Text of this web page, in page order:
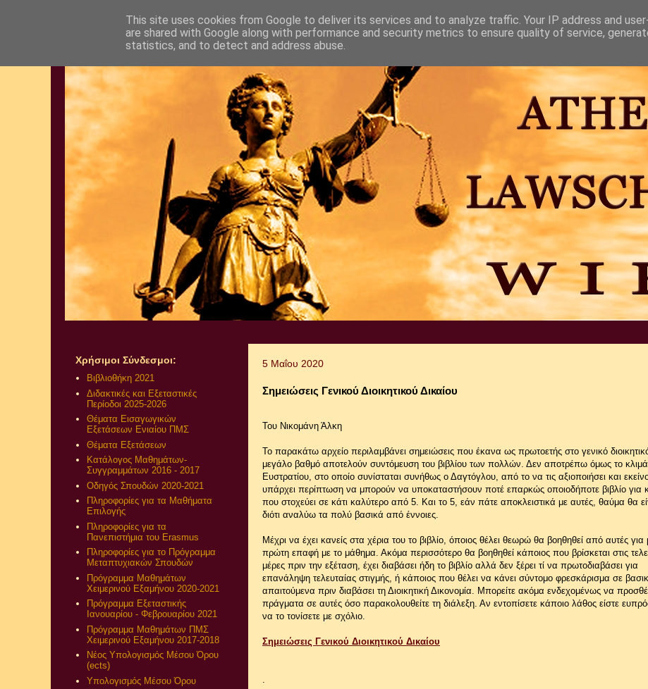
5 Μαΐου 2020
Σημειώσεις Γενικού Διοικητικού Δικαίου
Του Νικομάνη Άλκη
Το παρακάτω αρχείο περιλαμβάνει σημειώσεις που έκανα ως πρωτοετής στο γενικό
μεγάλο βαθμό αποτελούν συντόμευση του βιβλίου των πολλών. Δεν αποτρέπω όμως το
Ευστρατίου, στο οποίο συνίσταται συνήθως ο Δαγτόγλου, από το να τις αξιοποιήσει και
υπάρχει περίπτωση να μπορούν να υποκαταστήσουν ποτέ επαρκώς οποιοδήποτε βιβλίο για
που στοχεύει σε κάτι καλύτερο από 5. Και το 5, εάν πάτε αποκλειστικά με αυτές, θαύμα θα
διότι αναλύω τα πολύ βασικά από έννοιες.
Μέχρι να έχει κανείς στα χέρια του το βιβλίο, όποιος θέλει θεωρώ θα βοηθηθεί από αυτές για
πρώτη επαφή με το μάθημα. Ακόμα περισσότερο θα βοηθηθεί κάποιος που βρίσκεται στις
μέρες πριν την εξέταση, έχει διαβάσει ήδη το βιβλίο αλλά δεν ξέρει τί να πρωτοδιαβάσει για
επανάληψη τελευταίας στιγμής, ή κάποιος που θέλει να κάνει σύντομο φρεσκάρισμα σε
απαιτούμενα πριν διαβάσει τη Διοικητική Δικονομία. Μπορείτε ακόμα ενδεχομένως να
πράγματα σε αυτές όσο παρακολουθείτε τη διάλεξη. Αν εντοπίσετε κάποιο λάθος είστε
να το τονίσετε με σχόλιο.
Σημειώσεις Γενικού Διοικητικού Δικαίου
.
Χρήσιμοι Σύνδεσμοι:
Βιβλιοθήκη 2021
Διδακτικές και Εξεταστικές
Περίοδοι 2025-2026
Θέματα Εισαγωγικών
Εξετάσεων Ενιαίου ΠΜΣ
Θέματα Εξετάσεων
Κατάλογος Μαθημάτων-
Συγγραμμάτων 2016 - 2017
Οδηγός Σπουδών 2020-2021
Πληροφορίες για τα Μαθήματα
Επιλογής
Πληροφορίες για τα
Πανεπιστήμια του Erasmus
Πληροφορίες για το Πρόγραμμα
Μεταπτυχιακών Σπουδών
Πρόγραμμα Μαθημάτων
Χειμερινού Εξαμήνου 2020-2021
Πρόγραμμα Εξεταστικής
Ιανουαρίου - Φεβρουαρίου 2021
Πρόγραμμα Μαθημάτων ΠΜΣ
Χειμερινού Εξαμήνου 2017-2018
Νέος Υπολογισμός Μέσου Όρου
(ects)
Υπολογισμός Μέσου Όρου
This site uses cookies from Google to deliver its services and to analyze traffic. Your IP address and
are shared with Google along with performance and security metrics to ensure quality of service,
statistics, and to detect and address abuse.